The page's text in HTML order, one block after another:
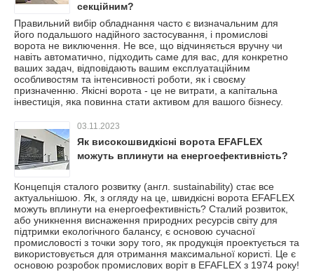
секційним?
Правильний вибір обладнання часто є визначальним для
його подальшого надійного застосування, і промислові
ворота не виключення. Не все, що відчиняється вручну чи
навіть автоматично, підходить саме для вас, для конкретно
ваших задач, відповідають вашим експлуатаційним
особливостям та інтенсивності роботи, як і своєму
призначенню. Якісні ворота - це не витрати, а капітальна
інвестиція, яка повинна стати активом для вашого бізнесу.
03.11.2023
Як високошвидкісні ворота EFAFLEX
можуть вплинути на енергоефективність?
Концепція сталого розвитку (англ. sustainability) стає все
актуальнішою. Як, з огляду на це, швидкісні ворота EFAFLEX
можуть вплинути на енергоефективність? Сталий розвиток,
або уникнення виснаження природних ресурсів світу для
підтримки екологічного балансу, є основою сучасної
промисловості з точки зору того, як продукція проектується та
використовується для отримання максимальної користі. Це є
основою розробок промислових воріт в EFAFLEX з 1974 року!